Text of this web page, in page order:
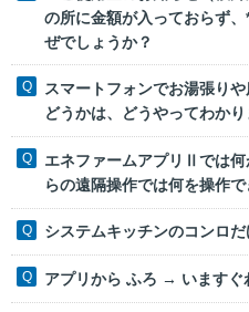
の所に金額が入っておらず
ぜでしょうか？
スマートフォンでお湯張り
どうかは、どうやってわかり
エネファームアプリⅡでは
らの遠隔操作では何を操作で
システムキッチンのコンロ
アプリから ふろ → いますぐ